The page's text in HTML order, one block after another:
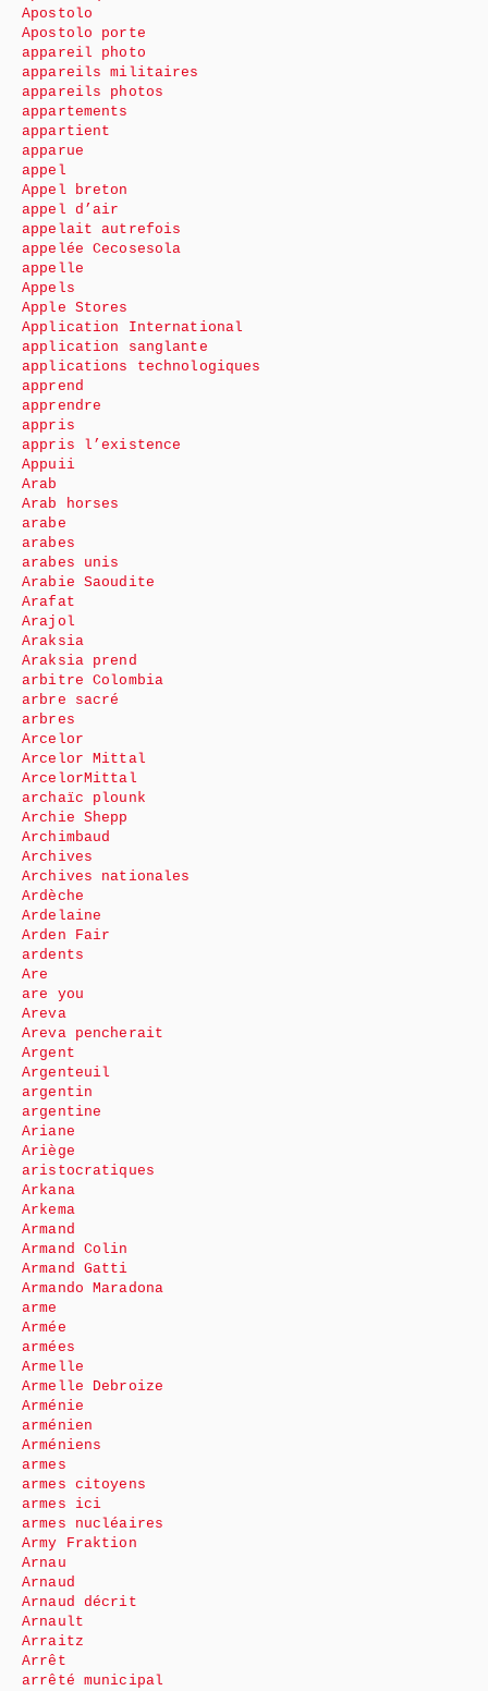
Apostolo
Apostolo porte
appareil photo
appareils militaires
appareils photos
appartements
appartient
apparue
appel
Appel breton
appel d’air
appelait autrefois
appelée Cecosesola
appelle
Appels
Apple Stores
Application International
application sanglante
applications technologiques
apprend
apprendre
appris
appris l’existence
Appuii
Arab
Arab horses
arabe
arabes
arabes unis
Arabie Saoudite
Arafat
Arajol
Araksia
Araksia prend
arbitre Colombia
arbre sacré
arbres
Arcelor
Arcelor Mittal
ArcelorMittal
archaïc plounk
Archie Shepp
Archimbaud
Archives
Archives nationales
Ardèche
Ardelaine
Arden Fair
ardents
Are
are you
Areva
Areva pencherait
Argent
Argenteuil
argentin
argentine
Ariane
Ariège
aristocratiques
Arkana
Arkema
Armand
Armand Colin
Armand Gatti
Armando Maradona
arme
Armée
armées
Armelle
Armelle Debroize
Arménie
arménien
Arméniens
armes
armes citoyens
armes ici
armes nucléaires
Army Fraktion
Arnau
Arnaud
Arnaud décrit
Arnault
Arraitz
Arrêt
arrêté municipal